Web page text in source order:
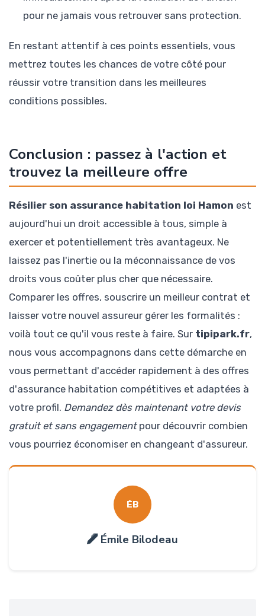
pour ne jamais vous retrouver sans protection.
En restant attentif à ces points essentiels, vous
mettrez toutes les chances de votre côté pour
réussir votre transition dans les meilleures
conditions possibles.
Conclusion : passez à l'action et
trouvez la meilleure offre
Résilier son assurance habitation loi Hamon est
aujourd'hui un droit accessible à tous, simple à
exercer et potentiellement très avantageux. Ne
laissez pas l'inertie ou la méconnaissance de vos
droits vous coûter plus cher que nécessaire.
Comparer les offres, souscrire un meilleur contrat et
laisser votre nouvel assureur gérer les formalités :
voilà tout ce qu'il vous reste à faire. Sur tipipark.fr,
nous vous accompagnons dans cette démarche en
vous permettant d'accéder rapidement à des offres
d'assurance habitation compétitives et adaptées à
votre profil. Demandez dès maintenant votre devis
gratuit et sans engagementpour découvrir combien
vous pourriez économiser en changeant d'assureur.
ÉB
Émile Bilodeau